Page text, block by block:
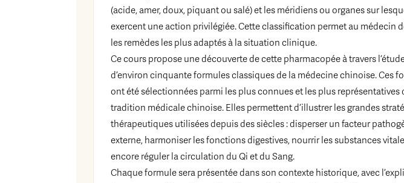
(acide, amer, doux, piquant ou salé) et les méridiens ou organes sur
exercent une action privilégiée. Cette classification permet au médecin
les remèdes les plus adaptés à la situation clinique.
Ce cours propose une découverte de cette pharmacopée à travers
d’environ cinquante formules classiques de la médecine chinoise. Ces
ont été sélectionnées parmi les plus connues et les plus représentatives
tradition médicale chinoise. Elles permettent d’illustrer les grandes
thérapeutiques utilisées depuis des siècles : disperser un facteur
externe, harmoniser les fonctions digestives, nourrir les substances
encore réguler la circulation du Qi et du Sang.
Chaque formule sera présentée dans son contexte historique, avec